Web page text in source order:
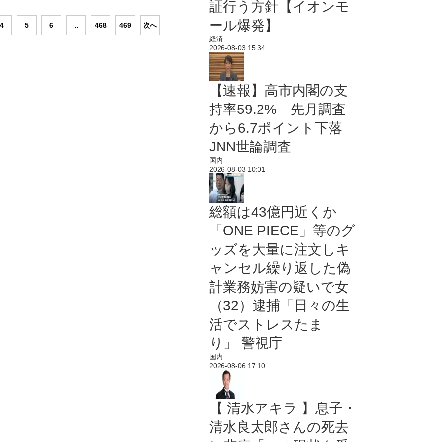
4 5 6 ... 468 469 次へ
証行う方針【イオンモ
ール爆発】
経済
2026-08-03 15:34
【速報】高市内閣の支
持率59.2% 先月調査
から6.7ポイント下落
JNN世論調査
国内
2026-08-03 10:01
総額は43億円近くか
「ONE PIECE」等のグ
ッズを大量に注文しキ
ャンセル繰り返した偽
計業務妨害の疑いで女
（32）逮捕「日々の生
活でストレスたま
り」 警視庁
国内
2026-08-06 17:10
【 清水アキラ 】息子・
清水良太郎さんの死去